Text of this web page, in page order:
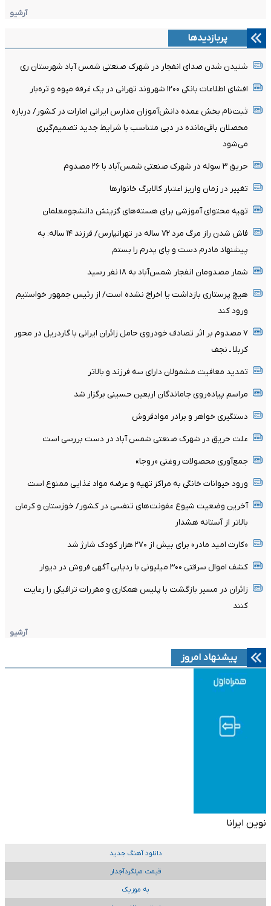
آرشیو
پربازدیدها
شنیدن شدن صدای انفجار در شهرک صنعتی شمس آباد شهرستان ری
افشای اطلاعات بانکی ۱۲۰۰ شهروند تهرانی در یک غرفه میوه و تره‌بار
ثبت‌نام بخش عمده دانش‌آموزان مدارس ایرانی امارات در کشور/ درباره
محصلان باقی‌مانده در دبی متناسب با شرایط جدید تصمیم‌گیری
می‌شود
حریق ۳ سوله در شهرک صنعتی شمس‌آباد با ۲۶ مصدوم
تغییر در زمان واریز اعتبار کالابرگ خانوار‌ها
تهیه محتوای آموزشی برای هسته‌های گزینش دانشجومعلمان
فاش شدن راز مرگ مرد ۷۲ ساله در تهرانپارس/ فرزند ۱۴ ساله: به
پیشنهاد مادرم دست و پای پدرم را بستم
شمار مصدومان انفجار شمس‌آباد به ۱۸ نفر رسید
هیچ پرستاری بازداشت یا اخراج نشده است/ از رئیس جمهور خواستیم
ورود کند
۷ مصدوم بر اثر تصادف خودروی حامل زائران ایرانی با گاردریل در محور
کربلا ـ نجف
تمدید معافیت مشمولان دارای سه فرزند و بالا‌تر
مراسم پیاده‌روی جاماندگان اربعین حسینی برگزار شد
دستگیری خواهر و برادر موادفروش
علت حریق در شهرک صنعتی شمس آباد در دست بررسی است
جمع‌آوری محصولات روغنی «روجا»
ورود حیوانات خانگی به مراکز تهیه و عرضه مواد غذایی ممنوع است
آخرین وضعیت شیوع عفونت‌های تنفسی در کشور/ خوزستان و کرمان
بالاتر از آستانه هشدار
«کارت امید مادر» برای بیش از ۲۷۰ هزار کودک شارژ شد
کشف اموال سرقتی ۳۰۰ میلیونی با ردیابی آگهی فروش در دیوار
زائران در مسیر بازگشت با پلیس همکاری و مقررات ترافیکی را رعایت
کنند
آرشیو
پیشنهاد امروز
نوین ایرانا
دانلود آهنگ جدید
قیمت میلگردآجدار
به موزیک